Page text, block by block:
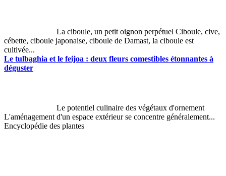
La ciboule, un petit oignon perpétuel Ciboule, cive,
cébette, ciboule japonaise, ciboule de Damast, la ciboule est
cultivée...
Le tulbaghia et le feijoa : deux fleurs comestibles étonnantes à
déguster
Le potentiel culinaire des végétaux d'ornement
L'aménagement d'un espace extérieur se concentre généralement...
Encyclopédie des plantes